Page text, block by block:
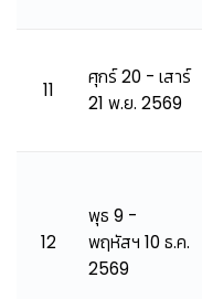
11
ศุกร์ 20 - เสาร์
21 พ.ย. 2569
12
พุธ 9 -
พฤหัสฯ 10 ธ.ค.
2569